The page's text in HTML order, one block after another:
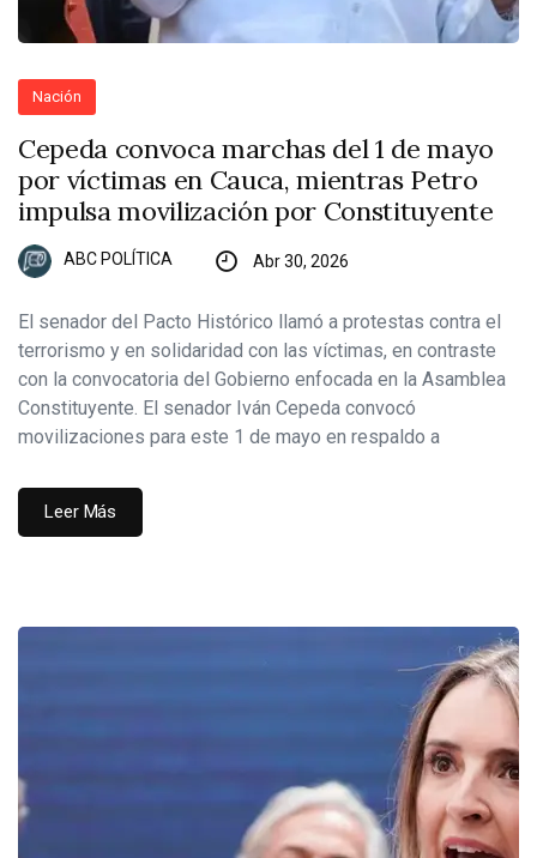
Nación
Cepeda convoca marchas del 1 de mayo
por víctimas en Cauca, mientras Petro
impulsa movilización por Constituyente
ABC POLÍTICA Abr 30, 2026
El senador del Pacto Histórico llamó a protestas contra el
terrorismo y en solidaridad con las víctimas, en contraste
con la convocatoria del Gobierno enfocada en la Asamblea
Constituyente. El senador Iván Cepeda convocó
movilizaciones para este 1 de mayo en respaldo a
Leer Más